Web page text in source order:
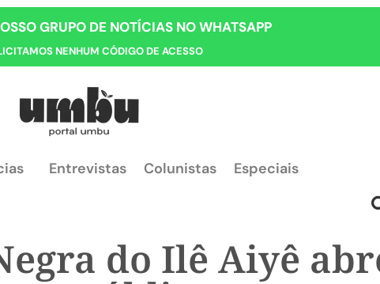
GRUPO DE NOTÍCIAS NO WHATSAPP
NENHUM CÓDIGO DE ACESSO
Entrevistas Colunistas Especiais
do Ilê Aiyê